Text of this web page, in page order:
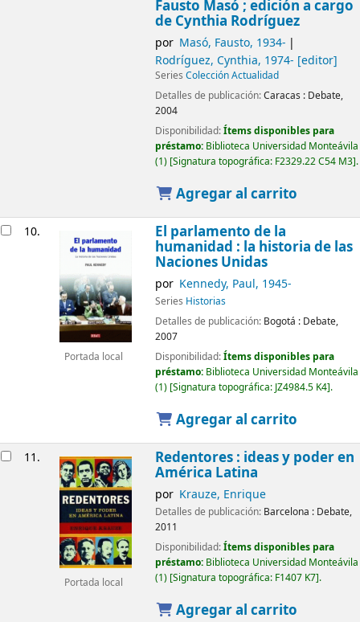
Fausto Masó ; edición a cargo
de Cynthia Rodríguez
por Masó, Fausto, 1934-
Rodríguez, Cynthia, 1974- [editor]
Series Colección Actualidad
Detalles de publicación:Caracas : Debate,
2004
Disponibilidad:Ítems disponibles para
préstamo: Biblioteca Universidad Monteávila
(1) Signatura topográfica: F2329.22 C54 M3 .
Agregar al carrito
10.
Portada local
El parlamento de la
humanidad : la historia de las
Naciones Unidas
por Kennedy, Paul, 1945-
Series Historias
Detalles de publicación: Bogotá : Debate,
2007
Disponibilidad:Ítems disponibles para
préstamo: Biblioteca Universidad Monteávila
(1) Signatura topográfica: JZ4984.5 K4 .
Agregar al carrito
11.
Portada local
Redentores : ideas y poder en
América Latina
por Krauze, Enrique
Detalles de publicación: Barcelona : Debate,
2011
Disponibilidad:Ítems disponibles para
préstamo: Biblioteca Universidad Monteávila
(1) Signatura topográfica: F1407 K7 .
Agregar al carrito